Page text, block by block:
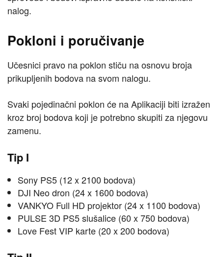
nalog.
Pokloni i poručivanje
Učesnici pravo na poklon stiču na osnovu broja
prikupljenih bodova na svom nalogu.
Svaki pojedinačni poklon će na Aplikaciji biti izražen
kroz broj bodova koji je potrebno skupiti za njegovu
zamenu.
Tip I
Sony PS5 (12 x 2100 bodova)
DJI Neo dron (24 x 1600 bodova)
VANKYO Full HD projektor (24 x 1100 bodova)
PULSE 3D PS5 slušalice (60 x 750 bodova)
Love Fest VIP karte (20 x 200 bodova)